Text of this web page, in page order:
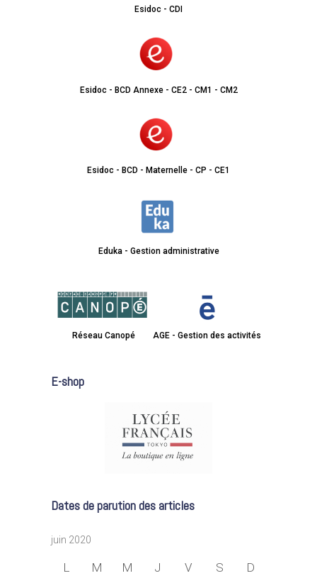
Esidoc - CDI
Esidoc - BCD Annexe - CE2 - CM1 - CM2
Esidoc - BCD - Maternelle - CP - CE1
Eduka - Gestion administrative
Réseau Canopé AGE - Gestion des activités
E-shop
Dates de parution des articles
juin 2020
L M M J V S D